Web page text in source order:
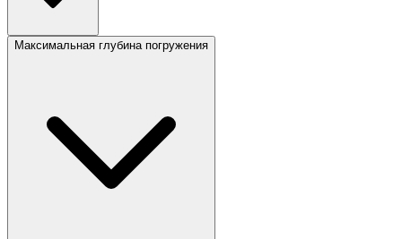
Максимальная глубина погружения